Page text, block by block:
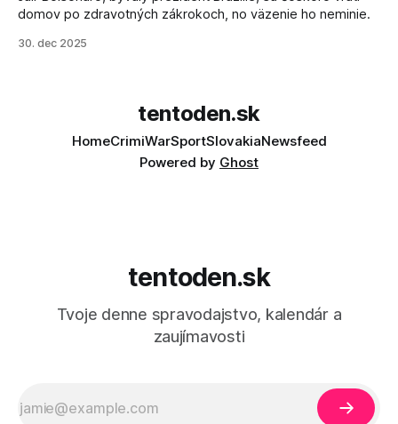
domov po zdravotných zákrokoch, no väzenie ho neminie.
30. dec 2025
tentoden.sk
HomeCrimiWarSportSlovakiaNewsfeed
Powered by Ghost
tentoden.sk
Tvoje denne spravodajstvo, kalendár a
zaujímavosti